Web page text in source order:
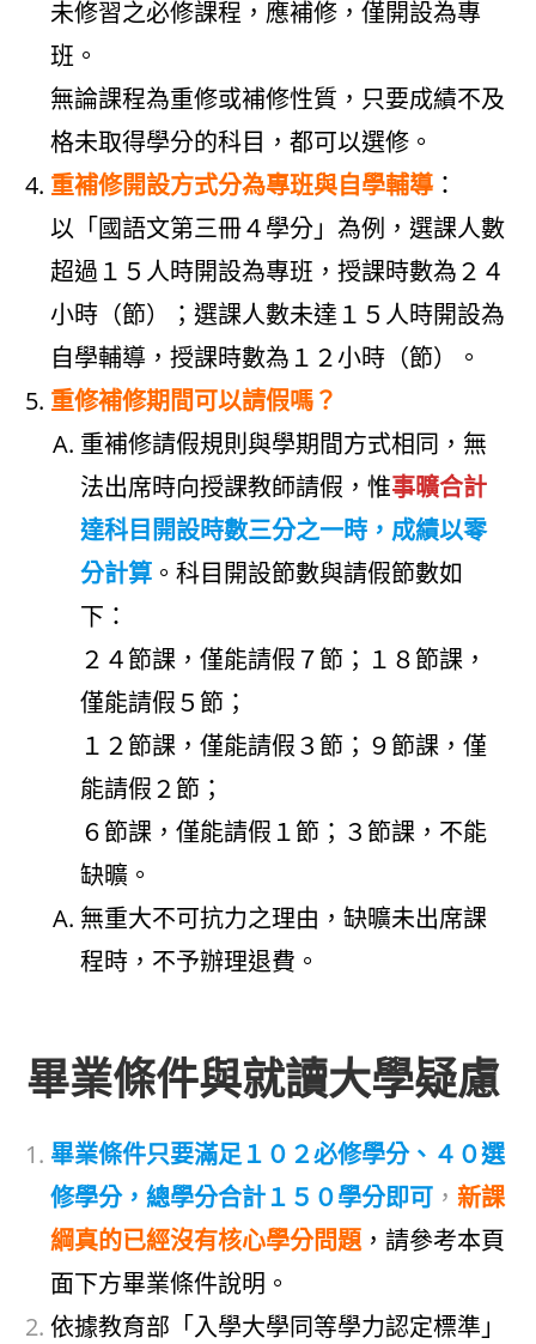
未修習之必修課程，應補修，僅開設為專
班。
無論課程為重修或補修性質，只要成績不及
格未取得學分的科目，都可以選修。
重補修開設方式分為專班與自學輔導：
以「國語文第三冊４學分」為例，選課人數
超過１５人時開設為專班，授課時數為２４
小時（節）；選課人數未達１５人時開設為
自學輔導，授課時數為１２小時（節）。
重修補修期間可以請假嗎？
重補修請假規則與學期間方式相同，無
法出席時向授課教師請假，惟事曠合計
達科目開設時數三分之一時，成績以零
分計算 。科目開設節數與請假節數如
下：
２４節課，僅能請假７節；１８節課，
僅能請假５節；
１２節課，僅能請假３節；９節課，僅
能請假２節；
６節課，僅能請假１節；３節課，不能
缺曠。
無重大不可抗力之理由，缺曠未出席課
程時，不予辦理退費。
畢業條件與就讀大學疑慮
畢業條件只要滿足１０２必修學分、４０選
修學分，總學分合計１５０學分即可 ，新課
綱真的已經沒有核心學分問題，請參考本頁
面下方畢業條件說明。
依據教育部「入學大學同等學力認定標準」